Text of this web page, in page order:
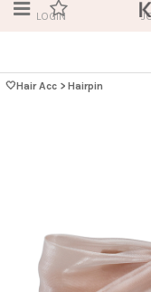
LOGIN
🤍Hair Acc > Hairpin